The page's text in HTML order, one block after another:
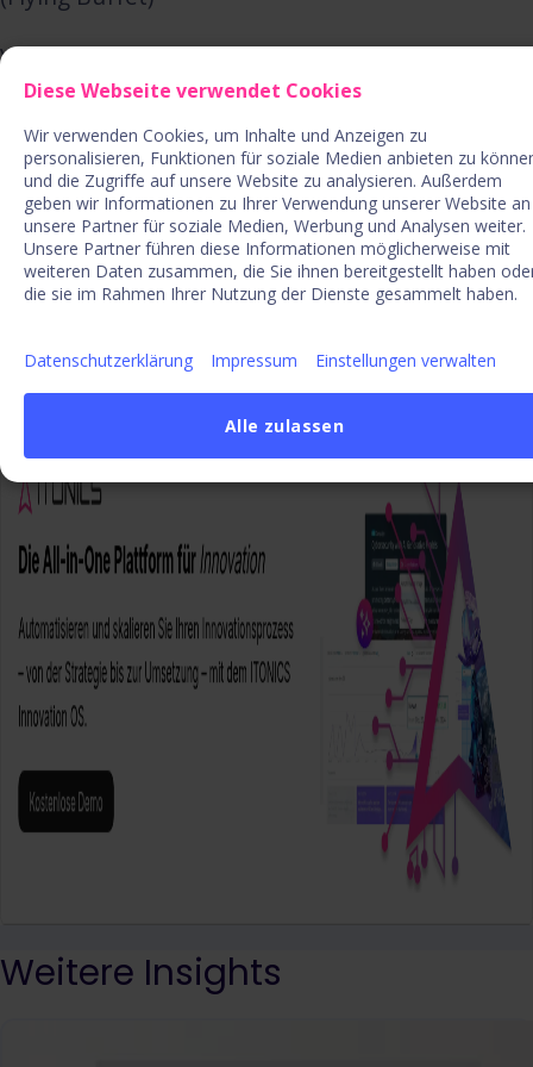
Diese Webseite verwendet Cookies
Wir verwenden Cookies, um Inhalte und Anzeigen zu
personalisieren, Funktionen für soziale Medien anbieten zu
und die Zugriffe auf unsere Website zu analysieren. Außerdem
geben wir Informationen zu Ihrer Verwendung unserer Website an
unsere Partner für soziale Medien, Werbung und Analysen weiter.
Unsere Partner führen diese Informationen möglicherweise mit
weiteren Daten zusammen, die Sie ihnen bereitgestellt haben
die sie im Rahmen Ihrer Nutzung der Dienste gesammelt haben.
Datenschutzerklärung Impressum Einstellungen verwalten
Alle zulassen
Veranstaltungsort:NOVINA HOTEL
Südwestpark, Südwestpark 5, 90449 Nürnberg
Termin:Donnerstag, den 10. März 2016 um
17:30 Uhr
Kosten: Sie sind herzlich eingeladen.
Anmeldung: Ihre Anmeldung nehmen wir sehr
gerne entgegen. Bitte verwenden Sie dafür das
Mail an:seminare@familienwerte.com
Weitere Insights